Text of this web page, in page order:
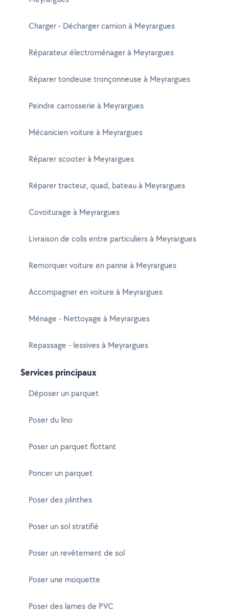
Charger - Décharger camion à Meyrargues
Réparateur électroménager à Meyrargues
Réparer tondeuse tronçonneuse à Meyrargues
Peindre carrosserie à Meyrargues
Mécanicien voiture à Meyrargues
Réparer scooter à Meyrargues
Réparer tracteur, quad, bateau à Meyrargues
Covoiturage à Meyrargues
Livraison de colis entre particuliers à Meyrargues
Remorquer voiture en panne à Meyrargues
Accompagner en voiture à Meyrargues
Ménage - Nettoyage à Meyrargues
Repassage - lessives à Meyrargues
Services principaux
Déposer un parquet
Poser du lino
Poser un parquet flottant
Poncer un parquet
Poser des plinthes
Poser un sol stratifié
Poser un revêtement de sol
Poser une moquette
Poser des lames de PVC